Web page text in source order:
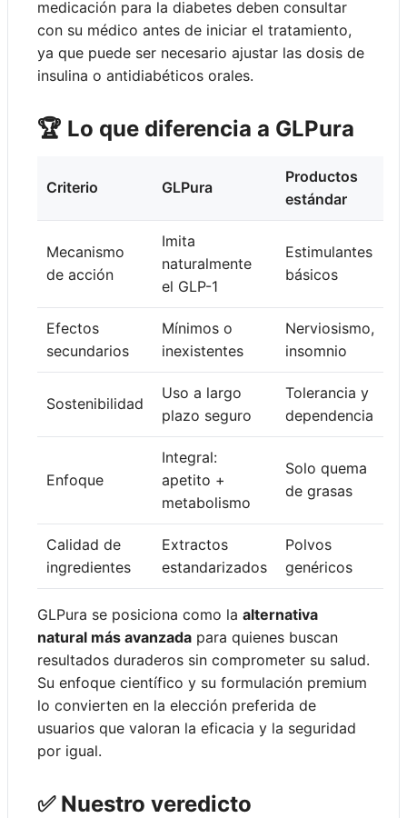
medicación para la diabetes deben consultar
con su médico antes de iniciar el tratamiento,
ya que puede ser necesario ajustar las dosis de
insulina o antidiabéticos orales.
🏆 Lo que diferencia a GLPura
Criterio GLPura
Productos
estándar
Mecanismo
de acción
Imita
naturalmente
el GLP-1
Estimulantes
básicos
Efectos
secundarios
Mínimos o
inexistentes
Nerviosismo,
insomnio
Sostenibilidad
Uso a largo
plazo seguro
Tolerancia y
dependencia
Enfoque
Integral:
apetito +
metabolismo
Solo quema
de grasas
Calidad de
ingredientes
Extractos
estandarizados
Polvos
genéricos
GLPura se posiciona como la alternativa
natural más avanzada para quienes buscan
resultados duraderos sin comprometer su salud.
Su enfoque científico y su formulación premium
lo convierten en la elección preferida de
usuarios que valoran la eficacia y la seguridad
por igual.
✅ Nuestro veredicto